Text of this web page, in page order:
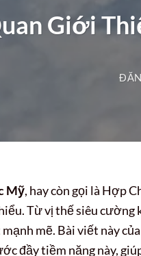
Giới
Mỹ, hay còn gọi là Hợp
Từ vị thế siêu cường
mẽ. Bài viết này
đầy tiềm năng này,